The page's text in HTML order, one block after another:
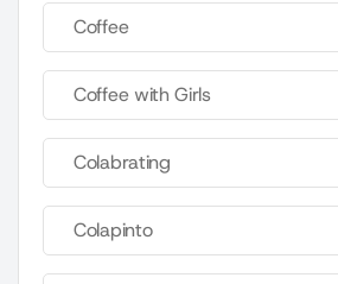
Coffee
Coffee with Girls
Colabrating
Colapinto